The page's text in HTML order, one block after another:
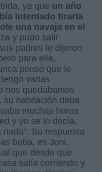
ya que un año
intentado tirarla
una navaja en el
y pudo salir
padres le dijeron
para ella,
pensó que le
varias
nos quedábamos
su habitación daba
muchas horas
y yo se lo decía,
Su respuesta
boba, es Joni,
que desde que
salía corriendo y